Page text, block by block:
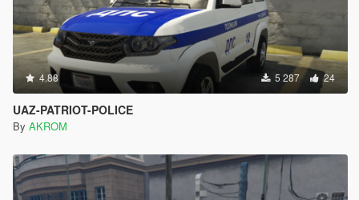
4.88 5 287 24
UAZ-PATRIOT-POLICE
By AKROM